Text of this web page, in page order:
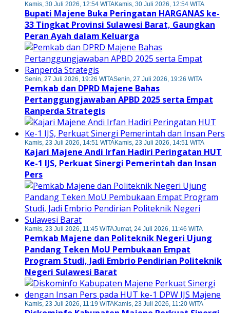
Kamis, 30 Juli 2026, 12:54 WITAKamis, 30 Juli 2026, 12:54 WITA
Bupati Majene Buka Peringatan HARGANAS ke-
33 Tingkat Provinsi Sulawesi Barat, Gaungkan
Peran Ayah dalam Keluarga
Senin, 27 Juli 2026, 19:26 WITASenin, 27 Juli 2026, 19:26 WITA
Pemkab dan DPRD Majene Bahas
Pertanggungjawaban APBD 2025 serta Empat
Ranperda Strategis
Kamis, 23 Juli 2026, 14:51 WITAKamis, 23 Juli 2026, 14:51 WITA
Kajari Majene Andi Irfan Hadiri Peringatan HUT
Ke-1 IJS, Perkuat Sinergi Pemerintah dan Insan
Pers
Kamis, 23 Juli 2026, 11:45 WITAJumat, 24 Juli 2026, 11:46 WITA
Pemkab Majene dan Politeknik Negeri Ujung
Pandang Teken MoU Pembukaan Empat
Program Studi, Jadi Embrio Pendirian Politeknik
Negeri Sulawesi Barat
Kamis, 23 Juli 2026, 11:19 WITAKamis, 23 Juli 2026, 11:20 WITA